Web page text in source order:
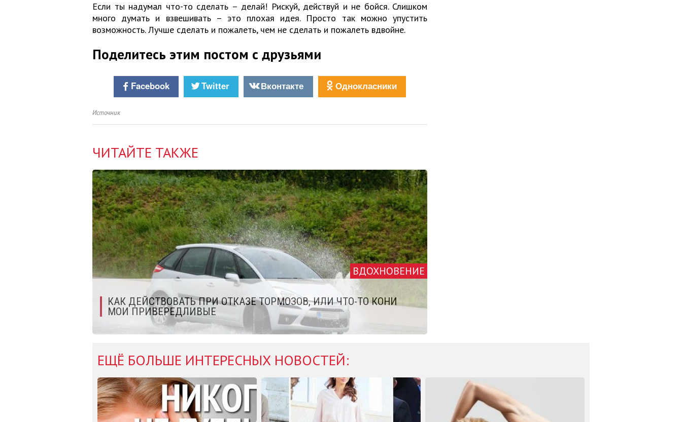
Если ты надумал что-то сделать – делай! Рискуй, действуй и не бойся. Слишком
много думать и взвешивать – это плохая идея. Просто так можно упустить
возможность. Лучше сделать и пожалеть, чем не сделать и пожалеть вдвойне.
Поделитесь этим постом с друзьями
Facebook Twitter Вконтакте Однокласники
Источник
ЧИТАЙТЕ ТАКЖЕ
ВДОХНОВЕНИЕ
КАК ДЕЙСТВОВАТЬ ПРИ ОТКАЗЕ ТОРМОЗОВ, ИЛИ ЧТО-ТО КОНИ
МОИ ПРИВЕРЕДЛИВЫЕ
ЕЩЁ БОЛЬШЕ ИНТЕРЕСНЫХ НОВОСТЕЙ: